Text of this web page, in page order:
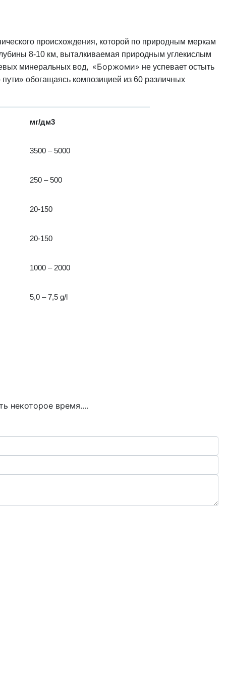
происхождения, которой по природным меркам
8-10 км, выталкиваемая природным углекислым
минеральных вод, «Боржоми» не успевает остыть
обогащаясь композицией из 60 различных
мг/дм3
3500 – 5000
250 – 500
20-150
20-150
1000 – 2000
5,0 – 7,5 g/l
некоторое время....